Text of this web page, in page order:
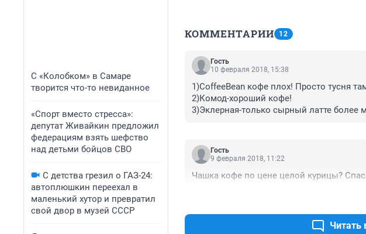
С «Колобком» в Самаре
творится что-то невиданное
«Спорт вместо стресса»:
депутат Живайкин предложил
федерациям взять шефство
над детьми бойцов СВО
С детства грезил о ГАЗ-24:
автоплюшкин переехал в
маленький хутор и превратил
свой двор в музей СССР
КОММЕНТАРИИ 12
Гость
10 февраля 2018, 15:38
1)CoffeeBean кофе плох! Просто тусня
2)Комод-хороший кофе!
3)Эклерная-только сырный латте более
Гость
9 февраля 2018, 11:22
Чашка кофе по цене целой курицы?
Читать